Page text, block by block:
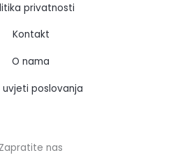
privatnosti
Kontakt
O nama
uvjeti poslovanja
Zapratite nas